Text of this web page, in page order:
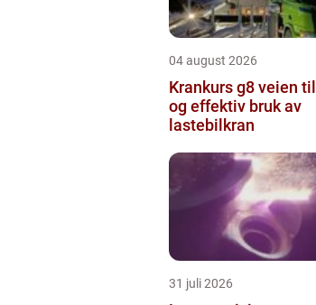
04 august 2026
Krankurs g8 veien til trygg
og effektiv bruk av
lastebilkran
31 juli 2026